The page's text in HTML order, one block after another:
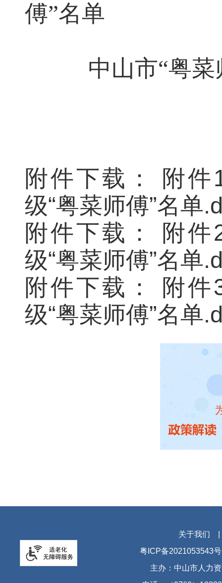
傅”名单
中山市“粤菜
附件下载：
附件
级“粤菜师傅”名单
附件下载：
附件
级“粤菜师傅”名单
附件下载：
附件
级“粤菜师傅”名单
关于我们
粤ICP备2021053543
主办：中山市人力